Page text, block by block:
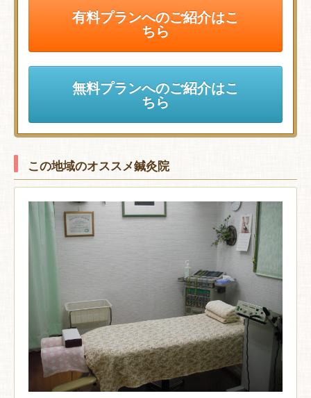
有料プランへのご紹介はこ
ちら
無料プランへのご紹介はこ
ちら
この地域のオススメ鍼灸院